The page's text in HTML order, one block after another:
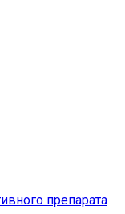
препарата